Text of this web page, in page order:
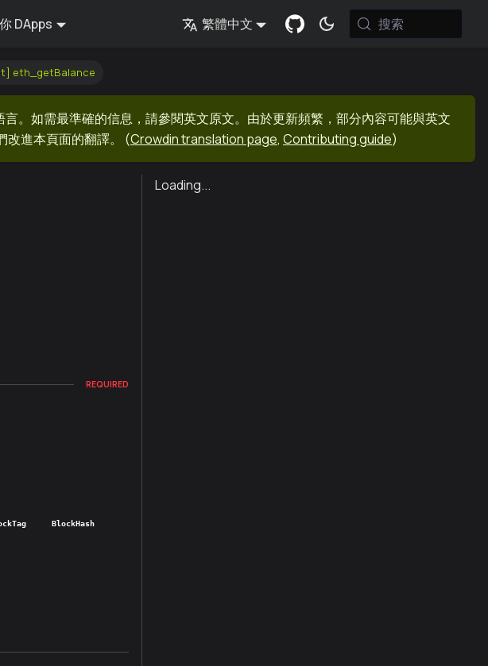
DApps 繁體中文 搜索
eth_getBalance
。如需最準確的信息，請參閱英文原文。由於更新頻繁，部分內容可能與英文
進本頁面的翻譯。
(Crowdin translation page, Contributing guide)
REQUIRED
BlockHash
Loading...